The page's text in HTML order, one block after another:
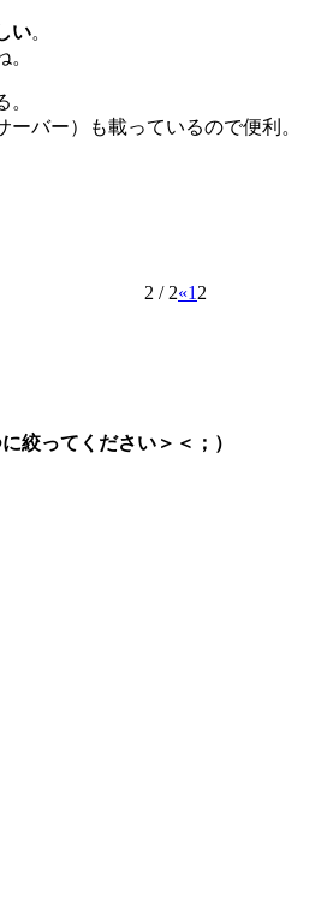
い。
バー）も載っているので便利。
2 / 2«1 2
絞ってください＞＜；）